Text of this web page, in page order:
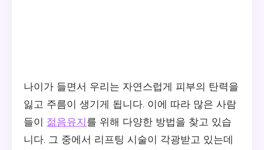
나이가 들면서 우리는 자연스럽게 피부의 탄력을
잃고 주름이 생기게 됩니다. 이에 따라 많은 사람
들이 젊음유지를 위해 다양한 방법을 찾고 있습
니다. 그 중에서 리프팅 시술이 각광받고 있는데